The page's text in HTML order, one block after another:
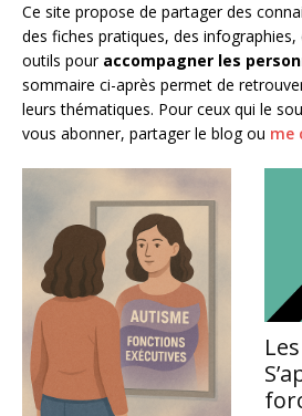
Ce site propose de partager des
des fiches pratiques, des
outils pour accompagner les
sommaire ci-après permet de
leurs thématiques. Pour ceux qui le
vous abonner, partager le blog ou me